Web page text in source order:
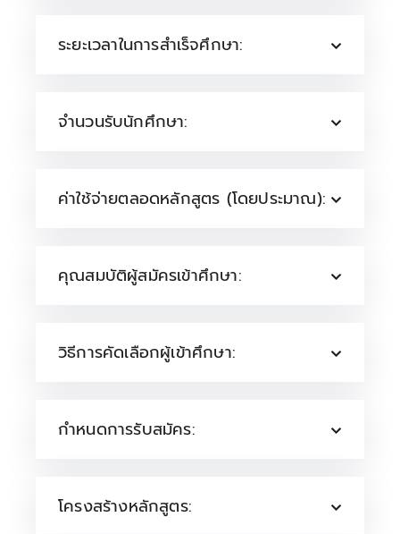
ระยะเวลาในการสำเร็จศึกษา:
จำนวนรับนักศึกษา:
ค่าใช้จ่ายตลอดหลักสูตร (โดยประมาณ):
คุณสมบัติผู้สมัครเข้าศึกษา:
วิธีการคัดเลือกผู้เข้าศึกษา:
กำหนดการรับสมัคร:
โครงสร้างหลักสูตร: